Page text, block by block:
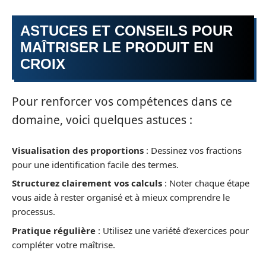
ASTUCES ET CONSEILS POUR
MAÎTRISER LE PRODUIT EN
CROIX
Pour renforcer vos compétences dans ce
domaine, voici quelques astuces :
Visualisation des proportions : Dessinez vos fractions
pour une identification facile des termes.
Structurez clairement vos calculs : Noter chaque étape
vous aide à rester organisé et à mieux comprendre le
processus.
Pratique régulière : Utilisez une variété d’exercices pour
compléter votre maîtrise.